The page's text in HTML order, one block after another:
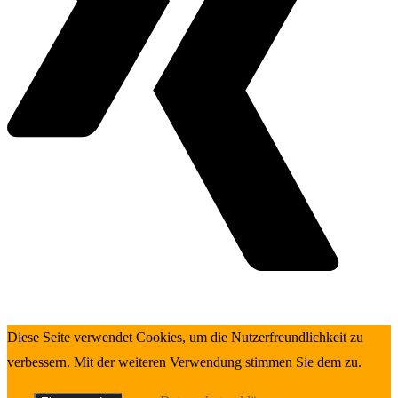
Diese Seite verwendet Cookies, um die Nutzerfreundlichkeit zu
verbessern. Mit der weiteren Verwendung stimmen Sie dem zu.